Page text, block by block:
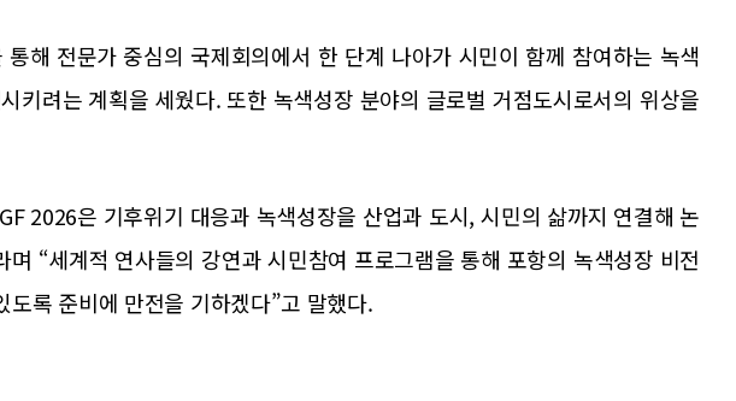
해 전문가 중심의 국제회의에서 한 단계 나아가 시민이 함께 참여하는 녹색
키려는 계획을 세웠다. 또한 녹색성장 분야의 글로벌 거점도시로서의 위상을
2026은 기후위기 대응과 녹색성장을 산업과 도시, 시민의 삶까지 연결해 논
며 “세계적 연사들의 강연과 시민참여 프로그램을 통해 포항의 녹색성장 비전
도록 준비에 만전을 기하겠다”고 말했다.